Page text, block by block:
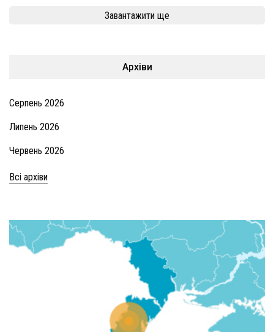
Завантажити ще
Архіви
Серпень 2026
Липень 2026
Червень 2026
Всі архіви